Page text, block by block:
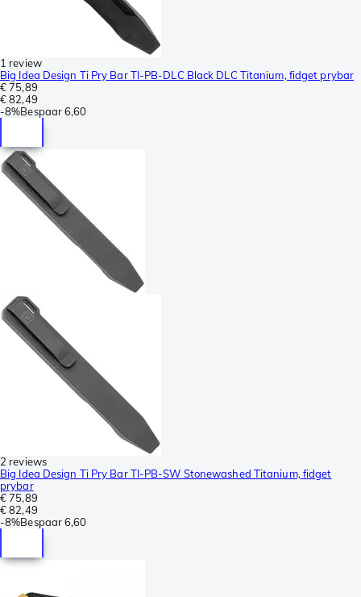
1 review
Big Idea Design Ti Pry Bar TI-PB-DLC Black DLC Titanium, fidget prybar
€ 75,89
€ 82,49
-8%Bespaar6,60
2 reviews
Big Idea Design Ti Pry Bar TI-PB-SW Stonewashed Titanium, fidget
prybar
€ 75,89
€ 82,49
-8%Bespaar6,60